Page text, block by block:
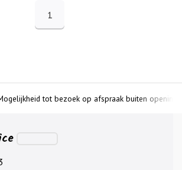
1
tot bezoek op afspraak buiten openingstijden